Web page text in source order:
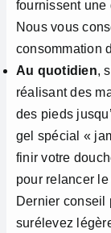
fournissent une
Nous vous
consommation
Au quotidien,
réalisant des
des pieds
gel spécial «
finir votre
pour relancer
Dernier conseil
surélevez